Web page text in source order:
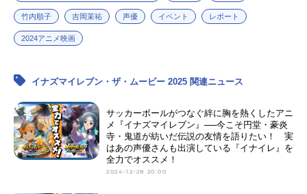
竹内順子 吉岡茉祐 声優 イベント レポート
2024アニメ映画
イナズマイレブン・ザ・ムービー 2025 関連ニュース
サッカーボールがつなぐ絆に胸を熱くしたアニ
メ『イナズマイレブン』──今こそ円堂・豪炎
寺・鬼道が紡いだ伝説の友情を語りたい！ 実
はあの声優さんも出演している『イナイレ』を
全力でオススメ！
2024-12-28 20:00